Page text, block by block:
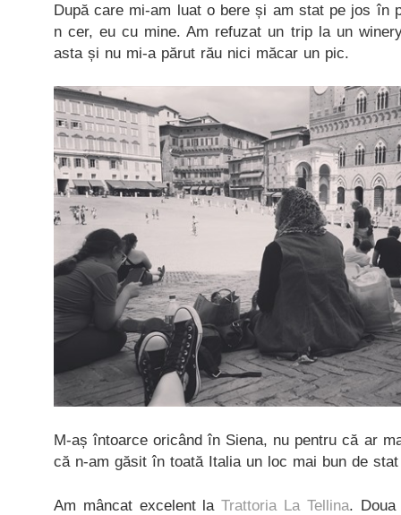
După care mi-am luat o bere și am stat pe jos în
n cer, eu cu mine. Am refuzat un trip la un
asta și nu mi-a părut rău nici măcar un pic.
M-aș întoarce oricând în Siena, nu pentru că ar
că n-am găsit în toată Italia un loc mai bun de
Am mâncat excelent laTrattoria La Tellina. Doua